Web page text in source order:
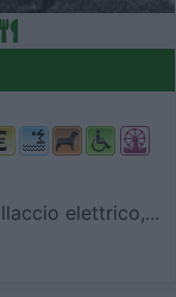
elettrico,...